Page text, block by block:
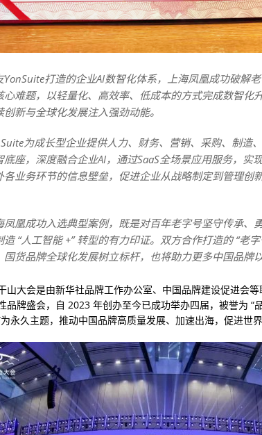
YonSuite打造的企业AI数智化体系，上海凤凰成功破解
心难题，以轻量化、高效率、低成本的方式完成数智化
创新与全球化发展注入强劲动能。
为成长型企业提供人力、财务、营销、采购、制造
底座，深度融合企业AI，通过SaaS全场景应用服务，
各业务环节的信息壁垒，促进企业从战略制定到管理创
凤凰成功入选典型案例，既是对百年老字号坚守传承、
造 “人工智能 +” 转型的有力印证。双方合作打造的 “老
国货品牌全球化发展树立标杆，也将助力更多中国品牌
山大会是由新华社品牌工作办公室、中国品牌建设促进会
品牌盛会，自 2023 年创办至今已成功举办四届，被誉为 “
永久主题，推动中国品牌高质量发展、加速出海，促进世